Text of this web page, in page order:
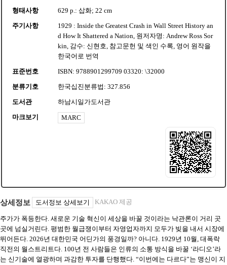
형태사항
629 p.: 삽화; 22 cm
주기사항
1929 : Inside the Greatest Crash in Wall Street History an
d How It Shattered a Nation, 원저자명: Andrew Ross Sor
kin, 감수: 신현호, 참고문헌 및 색인 수록, 영어 원작을
한국어로 번역
표준번호
ISBN: 9788901299709 03320: \32000
분류기호
한국십진분류법: 327.856
도서관
하남시일가도서관
마크보기
MARC
상세정보 도서정보 상세보기 KAKAO 제공
주가가 폭등한다. 새로운 기술 혁신이 세상을 바꿀 것이라는 낙관론이 거리 곳
곳에 넘실거린다. 평범한 월급쟁이부터 자영업자까지 모두가 빚을 내서 시장에
뛰어든다. 2026년 대한민국 어딘가의 풍경일까? 아니다. 1929년 10월, 대폭락
직전의 월스트리트다. 100년 전 사람들은 인류의 소통 방식을 바꿀 ‘라디오’라
는 신기술에 열광하며 과감한 투자를 단행했다. “이번에는 다르다”는 맹신이 지